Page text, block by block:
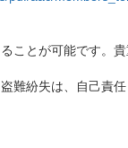
ことが可能です。
難紛失は、自己責